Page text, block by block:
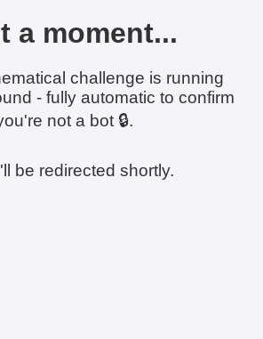
a moment...
challenge is running
- fully automatic to confirm
not a bot 🔒.
be redirected shortly.